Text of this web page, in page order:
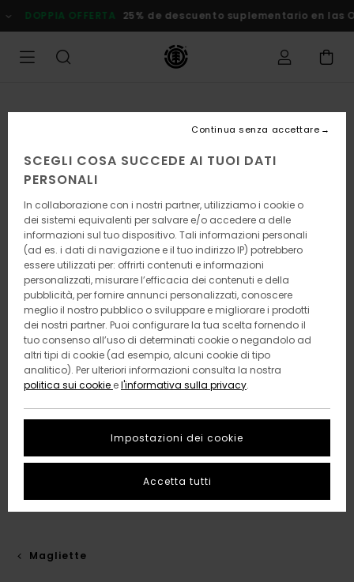
alle
informazioni
prodotto
DOPPIA OFFERTA 25% de descuento suplementario en las
Magliette
SCEGLI COSA SUCCEDE AI TUOI DATI
PERSONALI
In collaborazione con i nostri partner, utilizziamo i cookie o
dei sistemi equivalenti per salvare e/o accedere a delle
informazioni sul tuo dispositivo. Tali informazioni personali
(ad es. i dati di navigazione e il tuo indirizzo IP) potrebbero
essere utilizzati per: offrirti contenuti e informazioni
personalizzati, misurare l’efficacia dei contenuti e della
pubblicità, per fornire annunci personalizzati, conoscere
meglio il nostro pubblico o sviluppare e migliorare i prodotti
dei nostri partner. Puoi configurare la tua scelta fornendo il
tuo consenso all’uso di determinati cookie o negandolo ad
altri tipi di cookie (ad esempio, alcuni cookie di tipo
analitico). Per ulteriori informazioni consulta la nostra
politica sui cookie el'informativa sulla privacy.
Impostazioni dei cookie
Continua senza accettare
Accetta tutti